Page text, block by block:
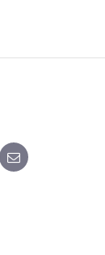
E-
mail